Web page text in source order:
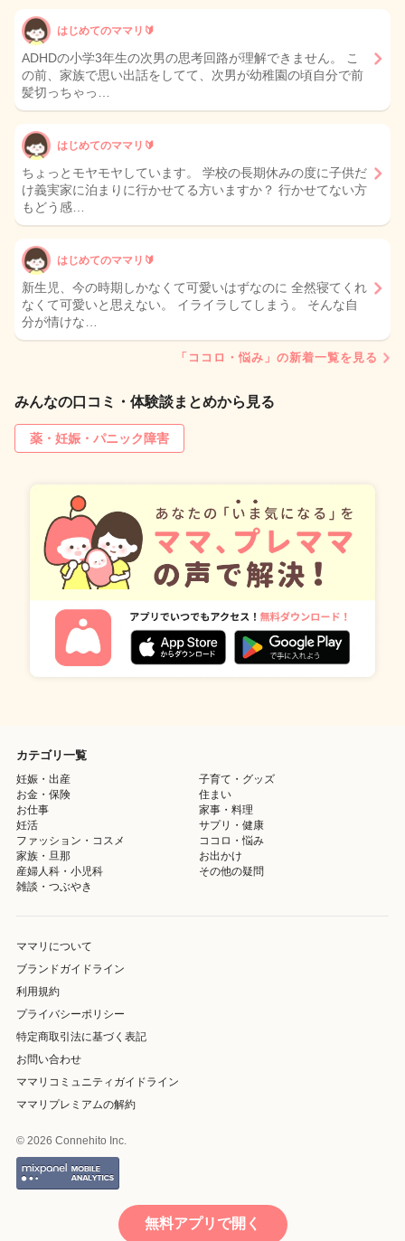
はじめてのママリ🔰
ADHDの小学3年生の次男の思考回路が理解できません。 こ
の前、家族で思い出話をしてて、次男が幼稚園の頃自分で前
髪切っちゃっ…
はじめてのママリ🔰
ちょっとモヤモヤしています。 学校の長期休みの度に子供だ
け義実家に泊まりに行かせてる方いますか？ 行かせてない方
もどう感…
はじめてのママリ🔰
新生児、今の時期しかなくて可愛いはずなのに 全然寝てくれ
なくて可愛いと思えない。 イライラしてしまう。 そんな自
分が情けな…
「ココロ・悩み」の新着一覧を見る
みんなの口コミ・体験談まとめから見る
薬・妊娠・パニック障害
カテゴリ一覧
妊娠・出産
子育て・グッズ
お金・保険
住まい
お仕事
家事・料理
妊活
サプリ・健康
ファッション・コスメ
ココロ・悩み
家族・旦那
お出かけ
産婦人科・小児科
その他の疑問
雑談・つぶやき
ママリについて
ブランドガイドライン
利用規約
プライバシーポリシー
特定商取引法に基づく表記
お問い合わせ
ママリコミュニティガイドライン
ママリプレミアムの解約
© 2026 Connehito Inc.
無料アプリで開く